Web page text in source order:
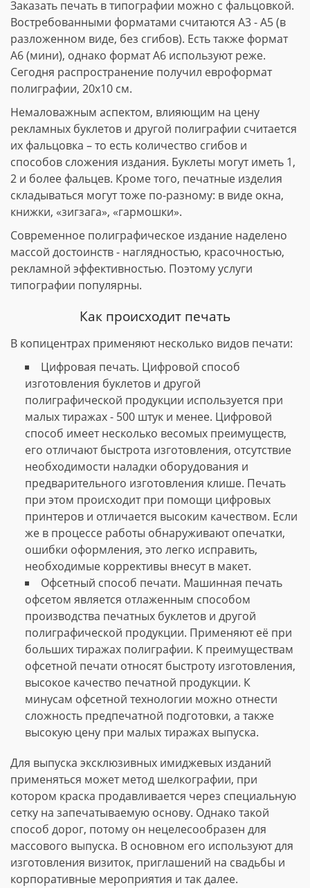
Заказать печать в типографии можно с фальцовкой.
Востребованными форматами считаются А3 - А5 (в
разложенном виде, без сгибов). Есть также формат
А6 (мини), однако формат А6 используют реже.
Сегодня распространение получил евроформат
полиграфии, 20х10 см.
Немаловажным аспектом, влияющим на цену
рекламных буклетов и другой полиграфии считается
их фальцовка – то есть количество сгибов и
способов сложения издания. Буклеты могут иметь 1,
2 и более фальцев. Кроме того, печатные изделия
складываться могут тоже по-разному: в виде окна,
книжки, «зигзага», «гармошки».
Современное полиграфическое издание наделено
массой достоинств - наглядностью, красочностью,
рекламной эффективностью. Поэтому услуги
типографии популярны.
Как происходит печать
В копицентрах применяют несколько видов печати:
Цифровая печать. Цифровой способ
изготовления буклетов и другой
полиграфической продукции используется при
малых тиражах - 500 штук и менее. Цифровой
способ имеет несколько весомых преимуществ,
его отличают быстрота изготовления, отсутствие
необходимости наладки оборудования и
предварительного изготовления клише. Печать
при этом происходит при помощи цифровых
принтеров и отличается высоким качеством. Если
же в процессе работы обнаруживают опечатки,
ошибки оформления, это легко исправить,
необходимые коррективы внесут в макет.
Офсетный способ печати. Машинная печать
офсетом является отлаженным способом
производства печатных буклетов и другой
полиграфической продукции. Применяют её при
больших тиражах полиграфии. К преимуществам
офсетной печати относят быстроту изготовления,
высокое качество печатной продукции. К
минусам офсетной технологии можно отнести
сложность предпечатной подготовки, а также
высокую цену при малых тиражах выпуска.
Для выпуска эксклюзивных имиджевых изданий
применяться может метод шелкографии, при
котором краска продавливается через специальную
сетку на запечатываемую основу. Однако такой
способ дорог, потому он нецелесообразен для
массового выпуска. В основном его используют для
изготовления визиток, приглашений на свадьбы и
корпоративные мероприятия и так далее.